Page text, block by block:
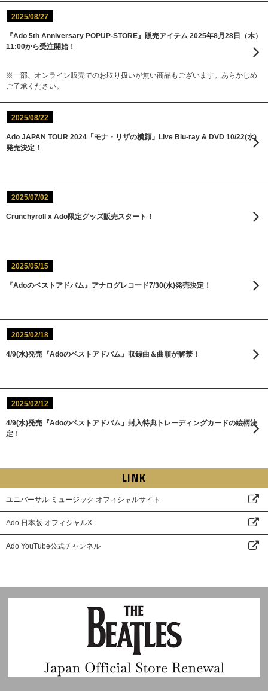
2025/08/27
『Ado 5th Anniversary POPUP-STORE』販売アイテム 2025年8月28日（木）
11:00から受注開始！
※一部、オンライン販売でのお取り扱いが無い商品もございます。あらかじめ
ご了承ください。
2025/08/22
Ado JAPAN TOUR 2024「モナ・リザの横顔」Live Blu-ray & DVD 10/22(水)
発売決定！
2025/07/02
Crunchyroll x Ado限定グッズ販売スタート！
2025/05/15
『Adoのベストアドバム』アナログレコード7/30(水)発売決定！
2025/02/18
4/9(水)発売『Adoのベストアドバム』収録曲＆曲順が解禁！
2025/02/12
4/9(水)発売『Adoのベストアドバム』封入特典トレーディングカードの絵柄決
定！
LINK
ユニバーサル ミュージック オフィシャルサイト
Ado 日本版 オフィシャルX
Ado YouTube公式チャンネル